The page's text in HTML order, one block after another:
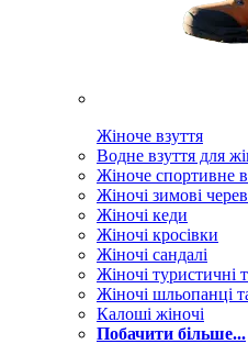
Жіноче взуття
Водне взуття для
Жіноче спортивне
Жіночі зимові
Жіночі кеди
Жіночі кросівки
Жіночі сандалі
Жіночі туристичні
Жіночі шльопанці
Калоші жіночі
Побачити більше...